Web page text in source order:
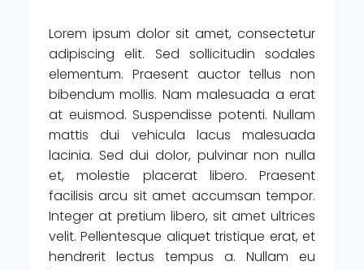
Lorem ipsum dolor sit amet, consectetur
adipiscing elit. Sed sollicitudin sodales
elementum. Praesent auctor tellus non
bibendum mollis. Nam malesuada a erat
at euismod. Suspendisse potenti. Nullam
mattis dui vehicula lacus malesuada
lacinia. Sed dui dolor, pulvinar non nulla
et, molestie placerat libero. Praesent
facilisis arcu sit amet accumsan tempor.
Integer at pretium libero, sit amet ultrices
velit. Pellentesque aliquet tristique erat, et
hendrerit lectus tempus a. Nullam eu